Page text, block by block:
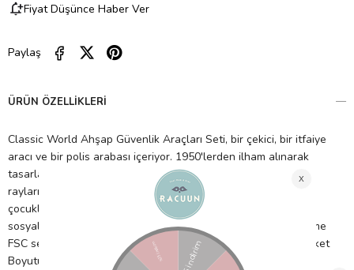
Fiyat Düşünce Haber Ver
Paylaş
ÜRÜN ÖZELLIKLERI
Classic World Ahşap Güvenlik Araçları Seti, bir çekici, bir itfaiye
aracı ve bir polis arabası içeriyor. 1950'lerden ilham alınarak
tasarlanan bu küçük araçlar, Classic World’ün oyuncak tren
raylarında da kullanılabiliyor. Oyuncak arabalarla oynamak,
çocukların ince motor becerilerinin, birlikte oyun oynamak ise
sosyal ve dil becerilerin gelişimine katkı sağlar. Ahşap malzeme
FSC sertifikalıdır. 3 parça içerir. Ürün Boyutu: 16 x 5 x 3 cmPaket
Boyutu: 22 x 10 x 8 cm 3 yaş ve üzeri için uygundur. İthalatçı